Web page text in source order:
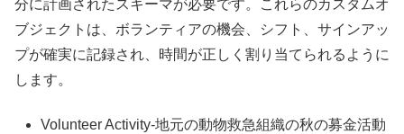
分に計画されたスキーマが必要です。これらのカスタムオ
ブジェクトは、ボランティアの機会、シフト、サインアッ
プが確実に記録され、時間が正しく割り当てられるように
します。
Volunteer Activity-地元の動物救急組織の秋の募金活動